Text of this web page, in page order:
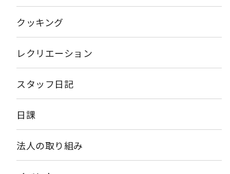
クッキング
レクリエーション
スタッフ日記
日課
法人の取り組み